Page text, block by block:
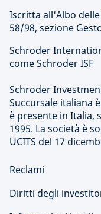
Iscritta all'Albo delle
58/98, sezione
Schroder
come Schroder ISF
Schroder
Succursale italiana
è presente in Italia,
1995. La società è
UCITS del 17
Reclami
Diritti degli